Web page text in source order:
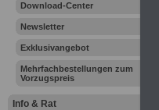
Download-Center
Newsletter
Exklusivangebot
Mehrfachbestellungen zum
Vorzugspreis
Info & Rat